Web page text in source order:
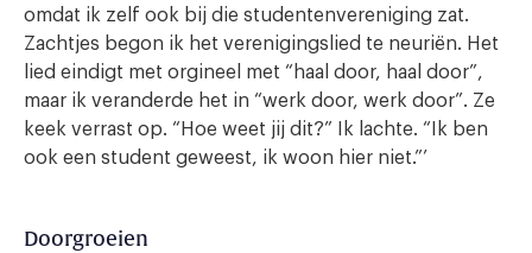
omdat ik zelf ook bij die studentenvereniging zat.
Zachtjes begon ik het verenigingslied te neuriën. Het
lied eindigt met orgineel met “haal door, haal door”,
maar ik veranderde het in “werk door, werk door”. Ze
keek verrast op. “Hoe weet jij dit?” Ik lachte. “Ik ben
ook een student geweest, ik woon hier niet.”’
Doorgroeien